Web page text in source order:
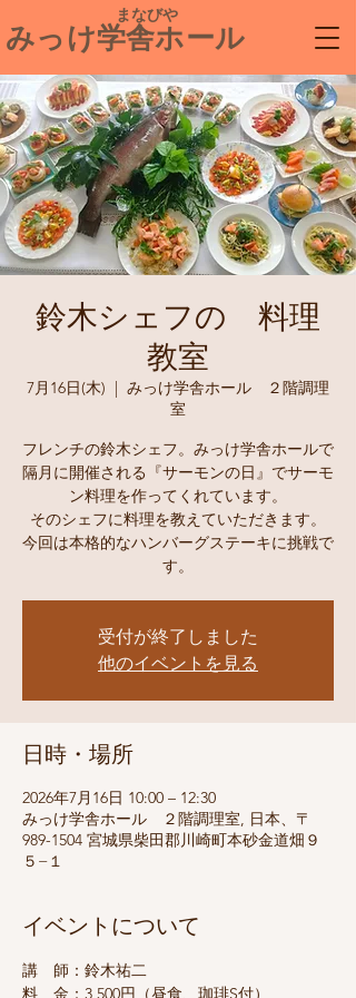
​ まなびや
みっけ学舎ホール
鈴木シェフの 料理
教室
7月16日(木)
  |
みっけ学舎ホール ２階調理
室
フレンチの鈴木シェフ。みっけ学舎ホールで
隔月に開催される『サーモンの日』でサーモ
ン料理を作ってくれています。
そのシェフに料理を教えていただきます。
今回は本格的なハンバーグステーキに挑戦で
す。
受付が終了しました
他のイベントを見る
日時・場所
2026年7月16日 10:00 – 12:30
みっけ学舎ホール ２階調理室, 日本、〒
989-1504 宮城県柴田郡川崎町本砂金道畑９
５−１
イベントについて
講　師：鈴木祐二
料　金：3,500円（昼食、珈琲S付）